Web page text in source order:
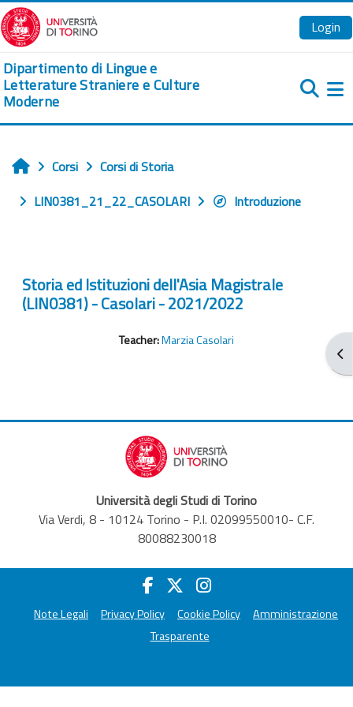
Vai al contenuto principale
Login
Dipartimento di Lingue e
Letterature Straniere e Culture
Moderne
Home
Corsi
Corsi di Storia
LIN0381_21_22_CASOLARI
Introduzione
Storia ed Istituzioni dell'Asia Magistrale
(LIN0381) - Casolari - 2021/2022
Teacher:Marzia Casolari
Università degli Studi di Torino
Via Verdi, 8 - 10124 Torino - P.I. 02099550010- C.F.
80088230018
Note Legali Privacy Policy Cookie Policy
Amministrazione
Trasparente